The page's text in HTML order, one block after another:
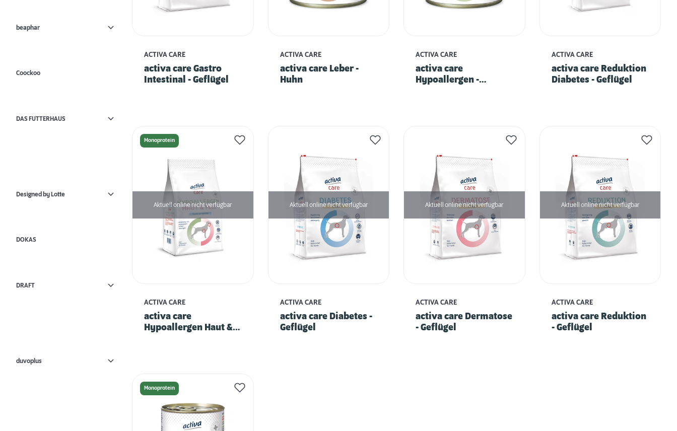
beaphar
Coockoo
DAS FUTTERHAUS
Designed by Lotte
DOKAS
DRAFT
duvoplus
ACTIVA CARE
activa care Gastro
Intestinal - Geflügel
ACTIVA CARE
activa care Leber -
Huhn
ACTIVA CARE
activa care
Hypoallergen -
ACTIVA CARE
activa care Reduktion
Diabetes - Geflügel
Monoprotein
Aktuell online nicht verfügbar
ACTIVA CARE
activa care
Hypoallergen Haut &
Aktuell online nicht verfügbar
ACTIVA CARE
activa care Diabetes -
Geflügel
Aktuell online nicht verfügbar
ACTIVA CARE
activa care Dermatose
- Geflügel
Aktuell online nicht verfügbar
ACTIVA CARE
activa care Reduktion
- Geflügel
Monoprotein